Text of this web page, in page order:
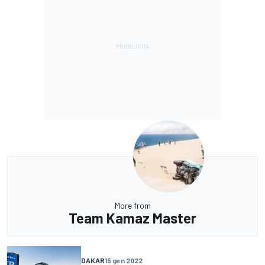
More from
Team Kamaz Master
DAKAR15 gen 2022